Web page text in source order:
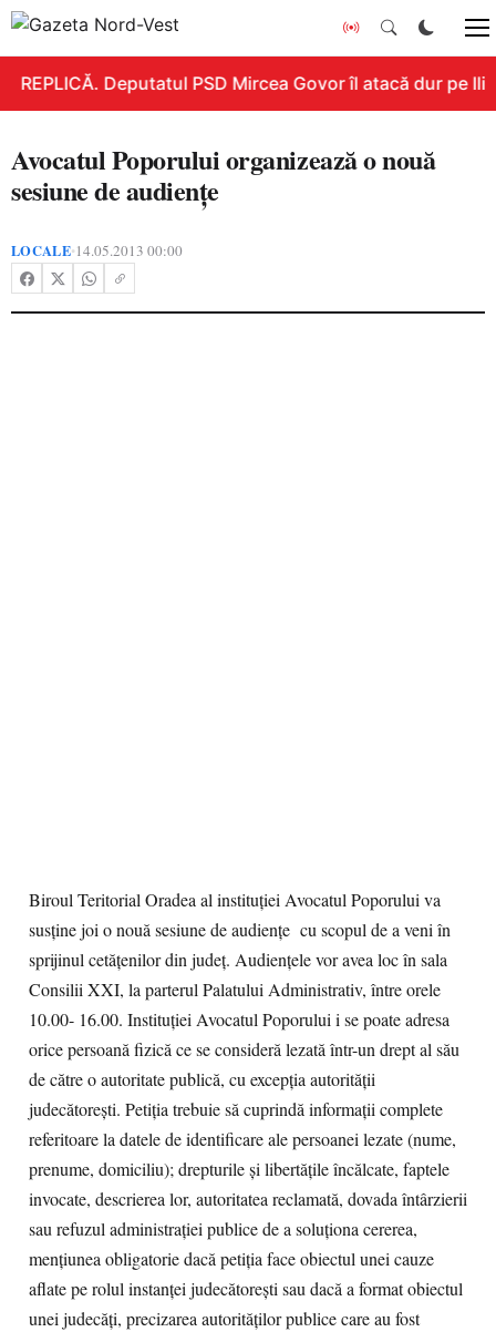
REPLICĂ. Deputatul PSD Mircea Govor îl atacă dur pe
Avocatul Poporului organizează o nouă
sesiune de audienţe
LOCALE•14.05.2013 00:00
Biroul Teritorial Oradea al instituţiei Avocatul Poporului va
susţine joi o nouă sesiune de audienţe cu scopul de a veni în
sprijinul cetăţenilor din judeţ. Audienţele vor avea loc în sala
Consilii XXI, la parterul Palatului Administrativ, între orele
10.00- 16.00. Instituţiei Avocatul Poporului i se poate adresa
orice persoană fizică ce se consideră lezată într-un drept al său
de către o autoritate publică, cu excepţia autorităţii
judecătoreşti. Petiţia trebuie să cuprindă informaţii complete
referitoare la datele de identificare ale persoanei lezate (nume,
prenume, domiciliu); drepturile şi libertăţile încălcate, faptele
invocate, descrierea lor, autoritatea reclamată, dovada întârzierii
sau refuzul administraţiei publice de a soluţiona cererea,
menţiunea obligatorie dacă petiţia face obiectul unei cauze
aflate pe rolul instanţei judecătoreşti sau dacă a format obiectul
unei judecăţi, precizarea autorităţilor publice care au fost